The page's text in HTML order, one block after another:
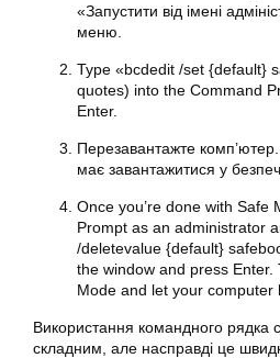
«Запустити від імені
меню.
Type «bcdedit /set {default}
quotes) into the Command
Enter.
Перезавантажте
має завантажитися у
Once you’re done with Safe
Prompt as an administrator
/deletevalue {default}
the window and press Enter.
Mode and let your computer
Використання командного рядка
складним, але насправді це